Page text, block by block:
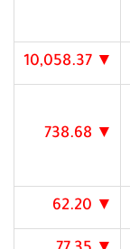
▼ 10,058.37
▼ 738.68
▼ 62.20